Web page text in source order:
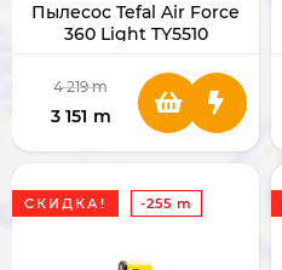
Пылесос Tefal Air Force
360 Light TY5510
4 219 m
3 151 m
СКИДКА! -255 m